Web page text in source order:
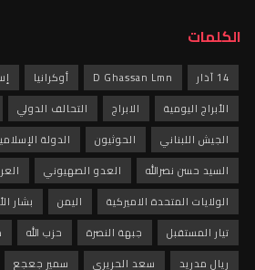
الكلمات
14 آذار D Ghassan Lmn أوكرانيا
الأبراج اليومية
الابراج التحالف الدولي
الجيش اللبناني
الحوثيون الدولة
السيد حسن نصرالله
العدو الصهيوني
الولايات المتحدة الاميركية
اليمن بشار
تيار المستقبل
جبهة النصرة حزب الله
ريال مدريد
سعد الحريري سمير جعجع